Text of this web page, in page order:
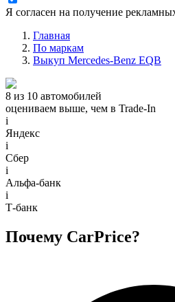
Я согласен на получение
Главная
По маркам
Выкуп Mercedes-Benz EQB
8 из 10 автомобилей
оцениваем выше, чем в Trade‑In
i
Яндекс
i
Сбер
i
Альфа-банк
i
Т-банк
Почему CarPrice?